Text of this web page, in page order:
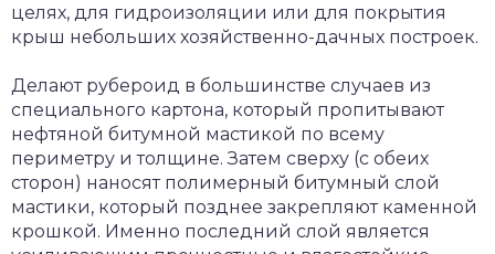
целях, для гидроизоляции или для покрытия
крыш небольших хозяйственно-дачных построек.
Делают рубероид в большинстве случаев из
специального картона, который пропитывают
нефтяной битумной мастикой по всему
периметру и толщине. Затем сверху (с обеих
сторон) наносят полимерный битумный слой
мастики, который позднее закрепляют каменной
крошкой. Именно последний слой является